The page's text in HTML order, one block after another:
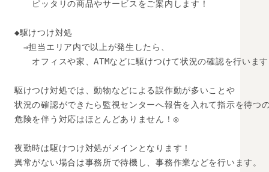
ピッタリの商品やサービスをご案内します！
◆駆けつけ対処
⇒担当エリア内で以上が発生したら、
オフィスや家、ATMなどに駆けつけて状況の確認を行いま
駆けつけ対処では、動物などによる誤作動が多いことや
状況の確認ができたら監視センターへ報告を入れて指示を待つ
危険を伴う対応はほとんどありません！◎
夜勤時は駆けつけ対処がメインとなります！
異常がない場合は事務所で待機し、事務作業などを行います。